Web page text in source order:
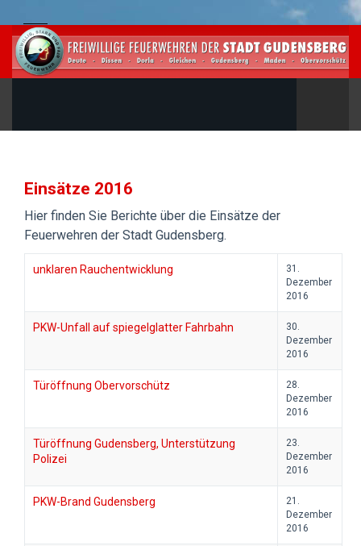
Einsätze 2016
Hier finden Sie Berichte über die Einsätze der
Feuerwehren der Stadt Gudensberg.
unklaren Rauchentwicklung
31.
Dezember
2016
PKW-Unfall auf spiegelglatter Fahrbahn
30.
Dezember
2016
Türöffnung Obervorschütz
28.
Dezember
2016
Türöffnung Gudensberg, Unterstützung
Polizei
23.
Dezember
2016
PKW-Brand Gudensberg
21.
Dezember
2016